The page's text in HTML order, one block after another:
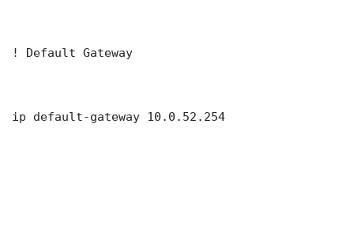
! Default Gateway
ip default-gateway 10.0.52.254